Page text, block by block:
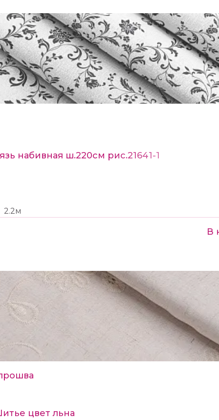
набивная ш.220см рис.21641-1
2.2м
В
цвет льна